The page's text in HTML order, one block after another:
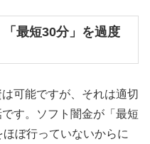
最短30分」を過度
可能ですが、それは適切
す。ソフト闇金が「最短
ぼ行っていないからに